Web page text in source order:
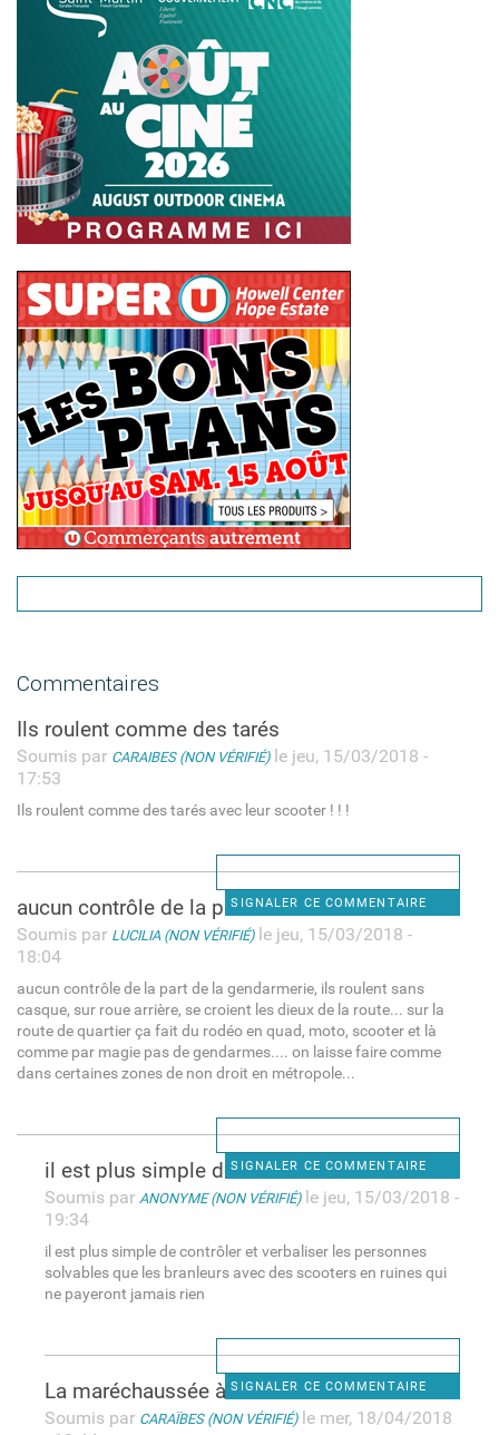
Commentaires
Ils roulent comme des tarés
Soumis par CARAIBES (NON VÉRIFIÉ)le jeu, 15/03/2018 -
17:53
Ils roulent comme des tarés avec leur scooter ! ! !
SIGNALER CE COMMENTAIRE
aucun contrôle de la part de
Soumis par LUCILIA (NON VÉRIFIÉ)le jeu, 15/03/2018 -
18:04
aucun contrôle de la part de la gendarmerie, ils roulent sans
casque, sur roue arrière, se croient les dieux de la route... sur la
route de quartier ça fait du rodéo en quad, moto, scooter et là
comme par magie pas de gendarmes.... on laisse faire comme
dans certaines zones de non droit en métropole...
SIGNALER CE COMMENTAIRE
il est plus simple de
Soumis par ANONYME (NON VÉRIFIÉ)le jeu, 15/03/2018 -
19:34
il est plus simple de contrôler et verbaliser les personnes
solvables que les branleurs avec des scooters en ruines qui
ne payeront jamais rien
SIGNALER CE COMMENTAIRE
La maréchaussée à ordre de ne
Soumis par CARAÏBES (NON VÉRIFIÉ)le mer, 18/04/2018